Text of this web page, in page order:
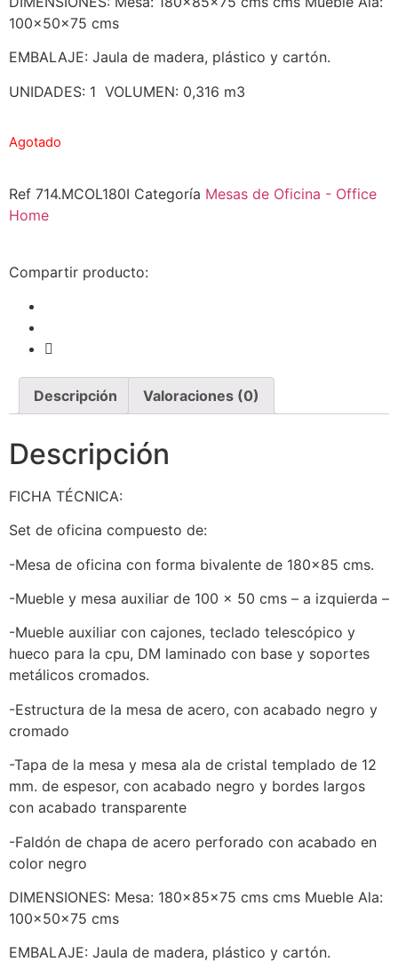
100x50x75 cms
EMBALAJE: Jaula de madera, plástico y cartón.
UNIDADES: 1 VOLUMEN: 0,316 m3
Agotado
Ref 714.MCOL180I Categoría Mesas de Oficina - Office
Home
Compartir producto:
Descripción Valoraciones (0)
Descripción
FICHA TÉCNICA:
Set de oficina compuesto de:
-Mesa de oficina con forma bivalente de 180×85 cms.
-Mueble y mesa auxiliar de 100 x 50 cms – a izquierda –
-Mueble auxiliar con cajones, teclado telescópico y
hueco para la cpu, DM laminado con base y soportes
metálicos cromados.
-Estructura de la mesa de acero, con acabado negro y
cromado
-Tapa de la mesa y mesa ala de cristal templado de 12
mm. de espesor, con acabado negro y bordes largos
con acabado transparente
-Faldón de chapa de acero perforado con acabado en
color negro
DIMENSIONES: Mesa: 180x85x75 cms cms Mueble Ala:
100x50x75 cms
EMBALAJE: Jaula de madera, plástico y cartón.